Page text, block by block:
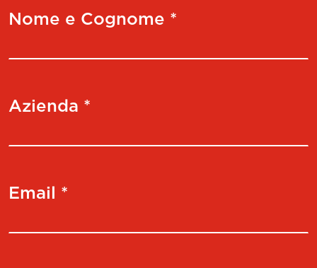
Nome e Cognome *
Azienda *
Email *